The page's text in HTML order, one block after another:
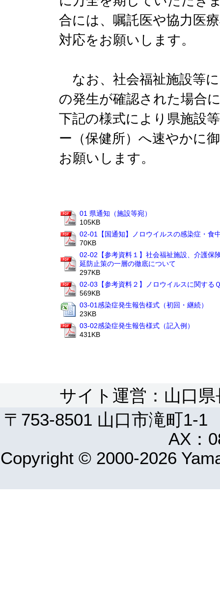
合には、嘱託医や協力医
対応をお願いします。
なお、社会福祉施設等
の発生が確認された場合
下記の様式により県施設
ー（保健所）へ速やかに
お願いします。
01 県通知（施設等宛）
105KB
02-01【国通知】ノロウイルスの感染症・食
70KB
02-02【参考資料１】社会福祉施設、介護保
延防止策の一層の徹底について
297KB
02-03【参考資料２】ノロウイルスに関する
569KB
03-01感染症発生報告様式（初回・継続）
23KB
03-02感染症発生報告様式（記入例）
431KB
サイト運営：山口
〒753-8501 山口市滝町1-
AX：
Copyright © 2000-2026